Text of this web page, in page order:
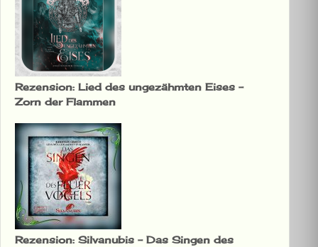
Rezension: Lied des ungezähmten Eises –
Zorn der Flammen
Rezension: Silvanubis – Das Singen des